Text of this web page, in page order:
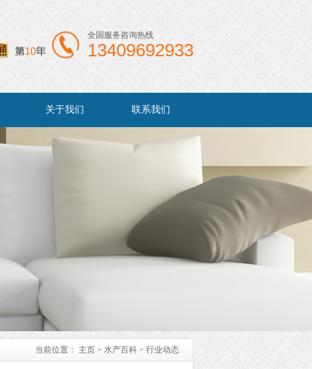
全国服务咨询热线
13409692933
关于我们 联系我们
当前位置： 主页 > 水产百科 > 行业动态